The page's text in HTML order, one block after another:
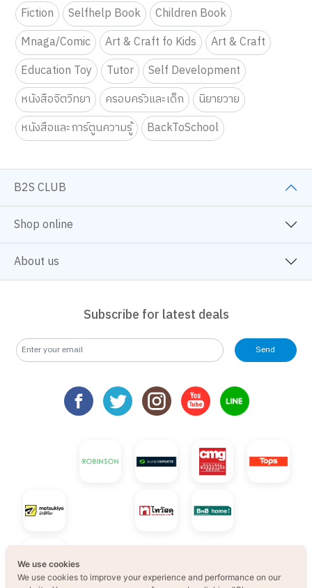
Fiction
Selfhelp Book
Children Book
Mnaga/Comic
Art & Craft fo Kids
Art & Craft
Education Toy
Tutor
Self Development
หนังสือจิตวิทยา
ครอบครัวและเด็ก
นิยายวาย
หนังสือและการ์ตูนความรู้
BackToSchool
B2S CLUB
Shop online
About us
Subscribe for latest deals
Send
We use cookies
We use cookies to improve your experience and performance on our